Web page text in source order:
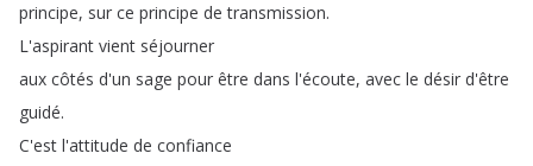
principe, sur ce principe de transmission.
L'aspirant vient séjourner
aux côtés d'un sage pour être dans l'écoute, avec le désir d'être
guidé.
C'est l'attitude de confiance